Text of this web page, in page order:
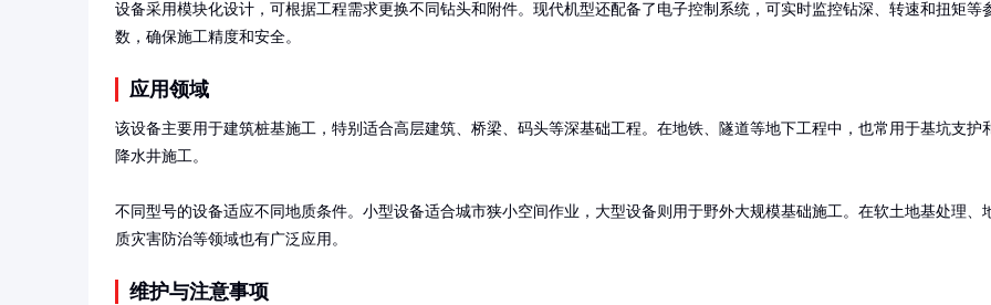
设备采用模块化设计，可根据工程需求更换不同钻头和附件。现代机型还配备了电子控制系统，可实时监控钻深、转速和扭矩等
数，确保施工精度和安全。
应用领域
该设备主要用于建筑桩基施工，特别适合高层建筑、桥梁、码头等深基础工程。在地铁、隧道等地下工程中，也常用于基坑支护
降水井施工。
不同型号的设备适应不同地质条件。小型设备适合城市狭小空间作业，大型设备则用于野外大规模基础施工。在软土地基处理、
质灾害防治等领域也有广泛应用。
维护与注意事项